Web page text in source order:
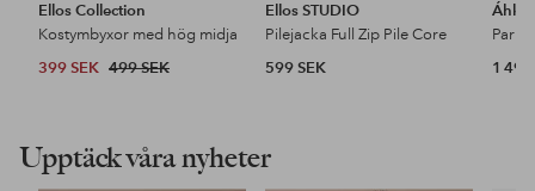
Ellos Collection
Kostymbyxor med hög midja
399 SEK 499 SEK
Ellos STUDIO
Pilejacka Full Zip Pile Core
599 SEK
1 499
Upptäck våra nyheter